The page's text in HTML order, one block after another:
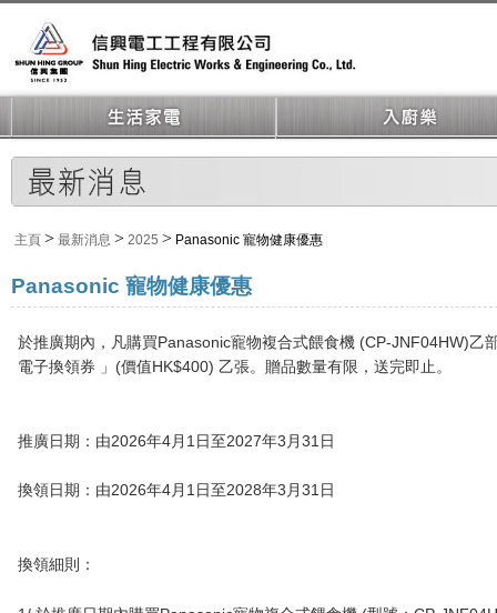
主頁 > 最新消息 > 2025 > Panasonic 寵物健康優惠
Panasonic 寵物健康優惠
於推廣期內，凡購買Panasonic寵物複合式餵食機 (CP-JNF04HW)乙
電子換領券 」(價值HK$400) 乙張。贈品數量有限，送完即止。
推廣日期： 由2026年4月1日至2027年3月31日
換領日期： 由2026年4月1日至2028年3月31日
換領細則：